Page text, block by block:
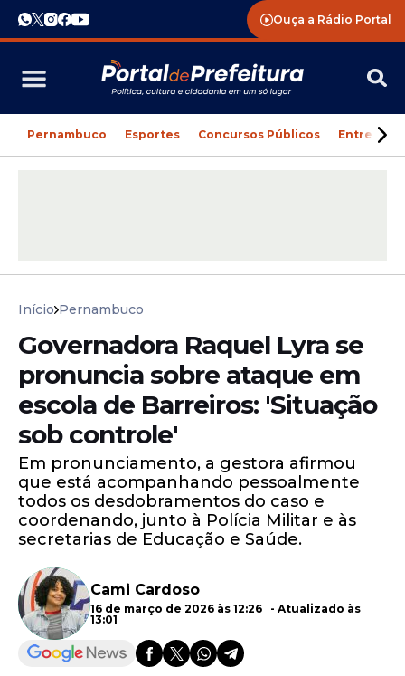
Ouça a Rádio Portal
Pernambuco Esportes Concursos Públicos
Início Pernambuco
Governadora Raquel Lyra se
pronuncia sobre ataque em
escola de Barreiros: 'Situação
sob controle'
Em pronunciamento, a gestora afirmou
que está acompanhando pessoalmente
todos os desdobramentos do caso e
coordenando, junto à Polícia Militar e às
secretarias de Educação e Saúde.
Cami Cardoso
16 de março de 2026 às 12:26 - Atualizado às
13:01